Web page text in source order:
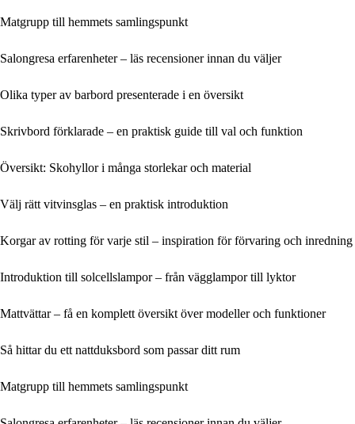
Matgrupp till hemmets samlingspunkt
Salongresa erfarenheter – läs recensioner innan du väljer
Olika typer av barbord presenterade i en översikt
Skrivbord förklarade – en praktisk guide till val och funktion
Översikt: Skohyllor i många storlekar och material
Välj rätt vitvinsglas – en praktisk introduktion
Korgar av rotting för varje stil – inspiration för förvaring och inredning
Introduktion till solcellslampor – från vägglampor till lyktor
Mattvättar – få en komplett översikt över modeller och funktioner
Så hittar du ett nattduksbord som passar ditt rum
Matgrupp till hemmets samlingspunkt